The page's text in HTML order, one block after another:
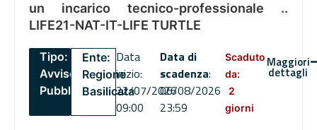
un incarico tecnico-professionale ..
LIFE21-NAT-IT-LIFE TURTLE
Tipo:
Avviso
Pubblico
Ente:
Regione
Basilicata
Data
inizio:
22/07/2026
09:00
Data di
scadenza:
06/08/2026
23:59
Scaduto
da:
2
giorni
Maggiori
dettagli